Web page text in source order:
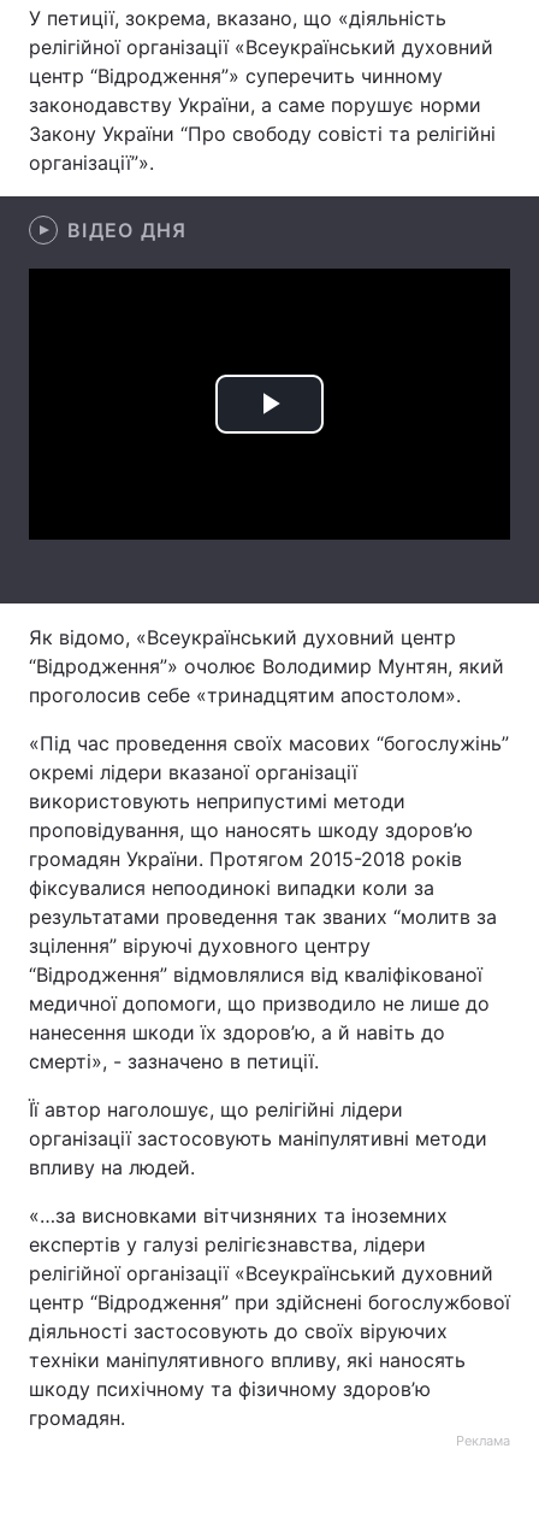
Техно і зв'язок Лайт
Здоров'я Туризм
Цікавинки Погода
Статті
Думки
Контакти
Тема оформлення
У петиції, зокрема, вказано, що «діяльність
релігійної організації «Всеукраїнський духовний
центр “Відродження”» суперечить чинному
законодавству України, а саме порушує норми
Закону України “Про свободу совісті та релігійні
організації”».
ВІДЕО ДНЯ
Play
Як відомо, «Всеукраїнський духовний центр
“Відродження”» очолює Володимир Мунтян, який
проголосив себе «тринадцятим апостолом».
«Під час проведення своїх масових “богослужінь”
окремі лідери вказаної організації
використовують неприпустимі методи
проповідування, що наносять шкоду здоров’ю
громадян України. Протягом 2015-2018 років
фіксувалися непоодинокі випадки коли за
результатами проведення так званих “молитв за
зцілення” віруючі духовного центру
“Відродження” відмовлялися від кваліфікованої
медичної допомоги, що призводило не лише до
нанесення шкоди їх здоров’ю, а й навіть до
смерті», - зазначено в петиції.
Її автор наголошує, що релігійні лідери
організації застосовують маніпулятивні методи
впливу на людей.
«…за висновками вітчизняних та іноземних
експертів у галузі релігієзнавства, лідери
релігійної організації «Всеукраїнський духовний
центр “Відродження” при здійснені богослужбової
діяльності застосовують до своїх віруючих
техніки маніпулятивного впливу, які наносять
шкоду психічному та фізичному здоров’ю
громадян.
Реклама